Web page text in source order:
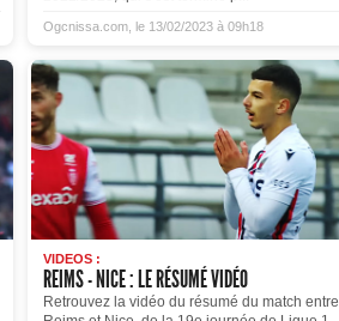
Ogcnissa.com, le 13/02/2023 à 09h18
VIDEOS :
REIMS - NICE : LE RÉSUMÉ VIDÉO
Retrouvez la vidéo du résumé du match entre